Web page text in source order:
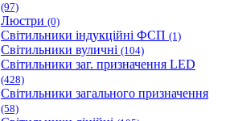
(97)
Люстри (0)
Світильники індукційні ФСП (1)
Світильники вуличні (104)
Світильники заг. призначення LED
(428)
Світильники загального призначення
(58)